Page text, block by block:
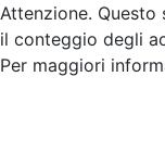
Attenzione.
il conteggio degli
Per maggiori